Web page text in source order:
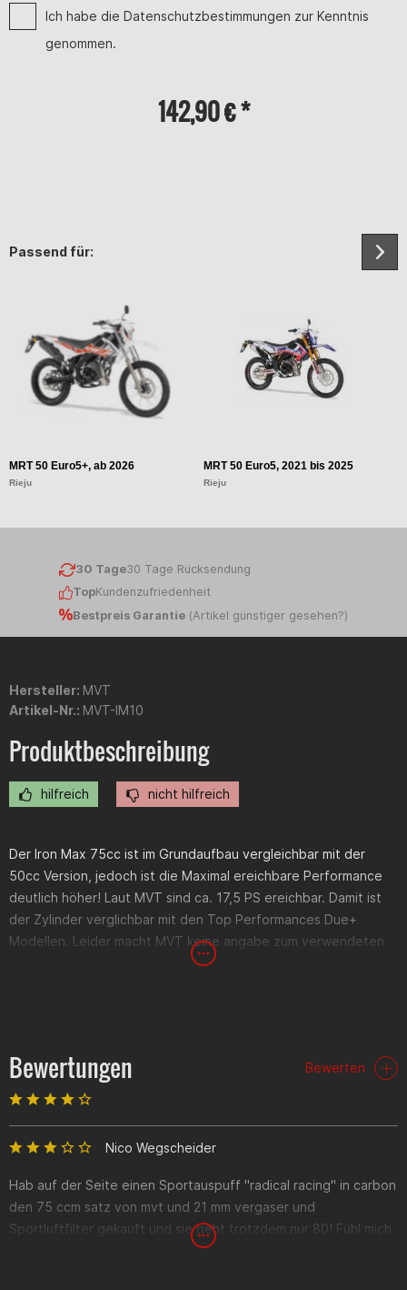
Ich habe die Datenschutzbestimmungen zur Kenntnis
genommen.
142,90 € *
Passend für:
MRT 50 Euro5+, ab 2026
Rieju
MRT 50 Euro5, 2021 bis 2025
Rieju
30 Tage30 Tage Rücksendung
TopKundenzufriedenheit
Bestpreis Garantie (Artikel günstiger gesehen?)
Hersteller: MVT
Artikel-Nr.: MVT-IM10
Produktbeschreibung
hilfreich nicht hilfreich
Der Iron Max 75cc ist im Grundaufbau vergleichbar mit der
50cc Version, jedoch ist die Maximal ereichbare Performance
deutlich höher! Laut MVT sind ca. 17,5 PS ereichbar. Damit ist
der Zylinder verglichbar mit den Top Performances Due+
Modellen. Leider macht MVT keine angabe zum verwendeten
Setup. Durch die Harte Guss-Laufbuchse ereicht der Zylinder
Technische Daten
Material (Zylinder):
Material (Zylinderkopf):
Kolbentyp:2-Ringe
Hub:39mm
Hubraum:76cm
Lieferumfang
Bewertungen Bewerten
Nico Wegscheider
Hab auf der Seite einen Sportauspuff "radical racing" in carbon
den 75 ccm satz von mvt und 21 mm vergaser und
Sportluftfilter gekauft und sie geht trotzdem nur 80! Fühl mich